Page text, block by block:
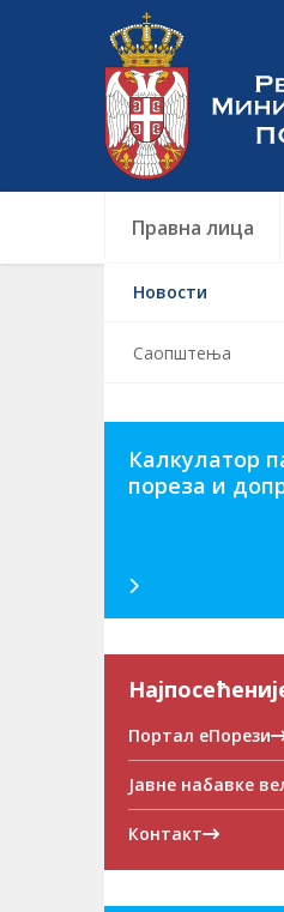
Правна лица
Новости
Саопштења
Калкулатор
пореза и
Портал еПорези
Јавне набавке
Контакт